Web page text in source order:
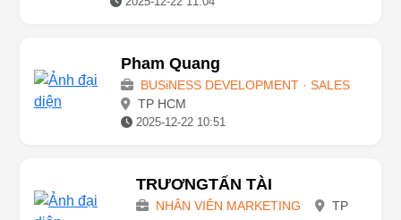
hàng
TP HCM
Pham Quang
BUSiNESS DEVELOPMENT · SALES
TP HCM
TRƯƠNGTẤN TÀI